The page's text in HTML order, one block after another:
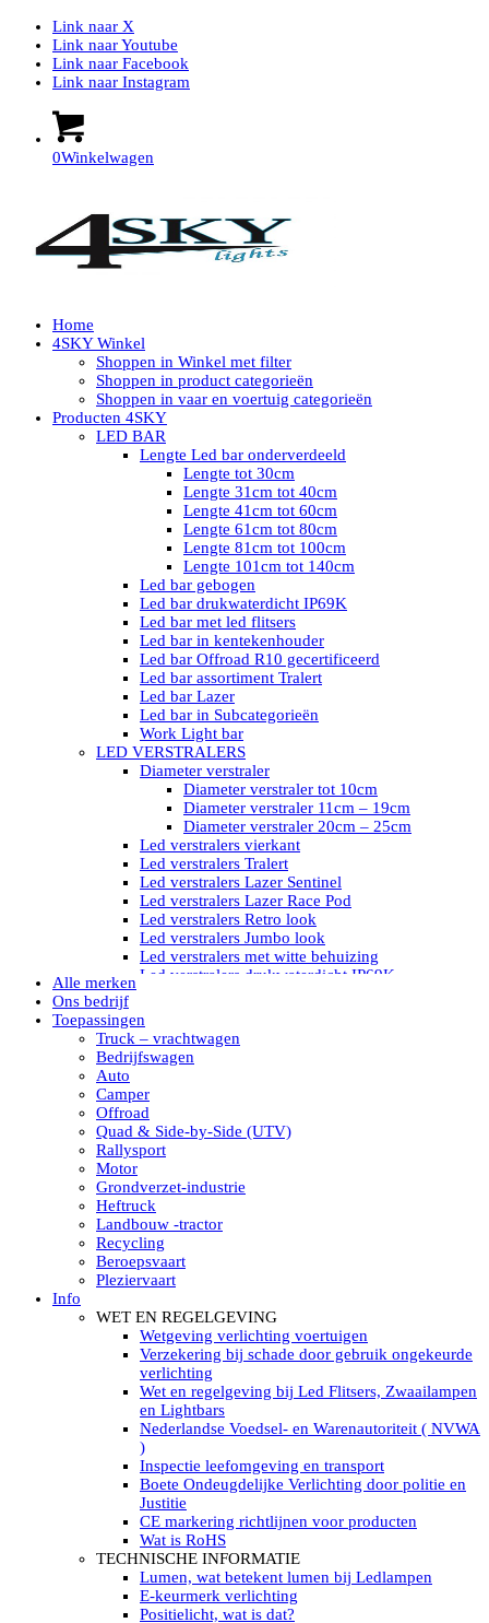
Link naar X
Link naar Youtube
Link naar Facebook
Link naar Instagram
0Winkelwagen
Home
4SKY Winkel
Shoppen in Winkel met filter
Shoppen in product categorieën
Shoppen in vaar en voertuig categorieën
Producten 4SKY
LED BAR
Lengte Led bar onderverdeeld
Lengte tot 30cm
Lengte 31cm tot 40cm
Lengte 41cm tot 60cm
Lengte 61cm tot 80cm
Lengte 81cm tot 100cm
Lengte 101cm tot 140cm
Led bar gebogen
Led bar drukwaterdicht IP69K
Led bar met led flitsers
Led bar in kentekenhouder
Led bar Offroad R10 gecertificeerd
Led bar assortiment Tralert
Led bar Lazer
Led bar in Subcategorieën
Work Light bar
LED VERSTRALERS
Diameter verstraler
Diameter verstraler tot 10cm
Diameter verstraler 11cm – 19cm
Diameter verstraler 20cm – 25cm
Led verstralers vierkant
Led verstralers Tralert
Led verstralers Lazer Sentinel
Led verstralers Lazer Race Pod
Led verstralers Retro look
Led verstralers Jumbo look
Led verstralers met witte behuizing
Led verstralers drukwaterdicht IP69K
LED WERKLAMPEN
Model werklamp
Led werklamp vierkant
Led werklamp ovaal
Led werklamp kleur wit
Combinatie LED werklampen
Led achteruitrijverlichting
Led onderbouw achteruitrijlamp
Led werklamp industrieel
Led veiligheidsverlichting
Led werklamp tractor
Led werklamp ADR
Led werklamp drukwaterdicht IP69K
Led werklampen assortiment Tralert
Led breedstralers Lazer
Led werklampen in Subcategorieën
LED WERKVERLICHTING
LED’s work werklamp met accu
LED’s work werklamp portable 220V
LED’s work werklamp Hybride
Led lichtslang 220 Volt
LED’s work werklamp met statief 220V
LED’s light PRO schijnwerpers 220V
LED High Bay verlichting 220V
Subcategorieën Led werkverlichting
LED SIGNALISATIE
Led Flitsers
Werkverlichting met Led flitsers
Led zwaailampbalk
Led Multi zwaailampbalk
Alle merken
Ons bedrijf
Toepassingen
Truck – vrachtwagen
Bedrijfswagen
Auto
Camper
Offroad
Quad & Side-by-Side (UTV)
Rallysport
Motor
Grondverzet-industrie
Heftruck
Landbouw -tractor
Recycling
Beroepsvaart
Pleziervaart
Info
WET EN REGELGEVING
Wetgeving verlichting voertuigen
Verzekering bij schade door gebruik ongekeurde
verlichting
Wet en regelgeving bij Led Flitsers, Zwaailampen
en Lightbars
Nederlandse Voedsel- en Warenautoriteit ( NVWA
)
Inspectie leefomgeving en transport
Boete Ondeugdelijke Verlichting door politie en
Justitie
CE markering richtlijnen voor producten
Wat is RoHS
TECHNISCHE INFORMATIE
Lumen, wat betekent lumen bij Ledlampen
E-keurmerk verlichting
Positielicht, wat is dat?